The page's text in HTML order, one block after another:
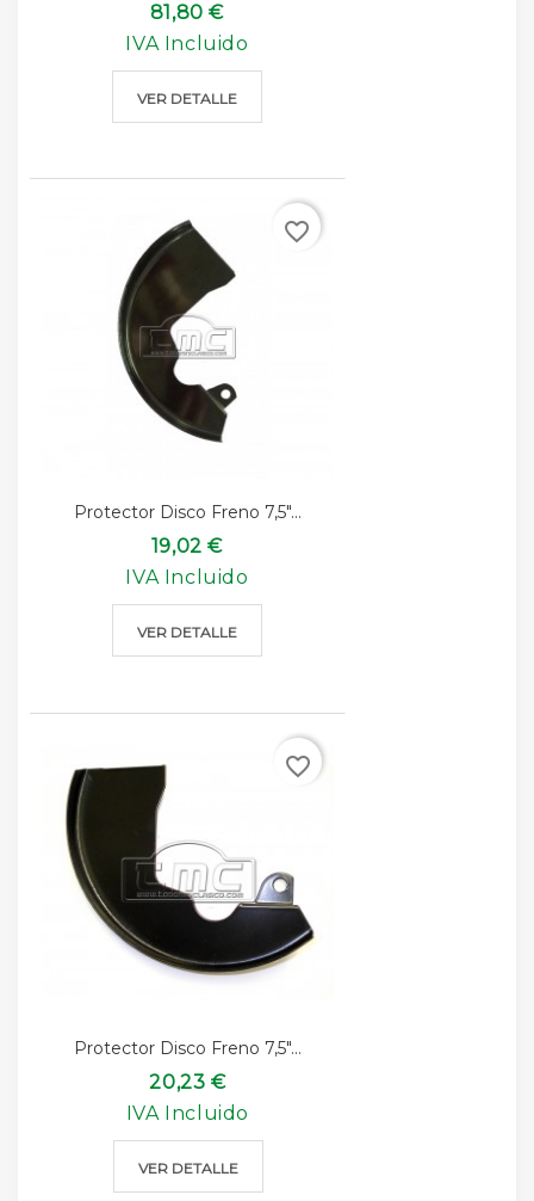
81,80 €
IVA Incluido
VER DETALLE
Protector Disco Freno 7,5"...
19,02 €
IVA Incluido
VER DETALLE
favorite_border
Protector Disco Freno 7,5"...
20,23 €
IVA Incluido
VER DETALLE
favorite_border